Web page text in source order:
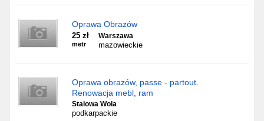
Oprawa Obrazów
25 zł
metr
Warszawa
mazowieckie
Oprawa obrazów, passe - partout.
Renowacja mebl, ram
Stalowa Wola
podkarpackie